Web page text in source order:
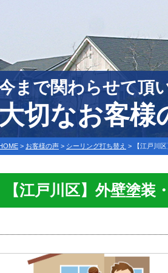
まで関わらせて頂
大切なお客様
> お客様の声 > シーリング打ち替え > 【江戸川
【江戸川区】外壁塗装